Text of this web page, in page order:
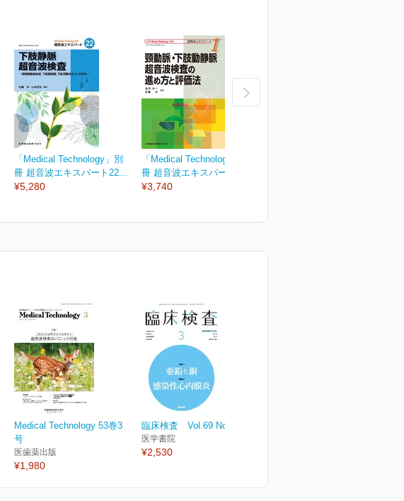
「Medical Technology」別
冊 超音波エキスパート22...
¥5,280
「Medical Technology」別
冊 超音波エキスパート1...
¥3,740
Medical Technology 53巻3
号
医歯薬出版
¥1,980
臨床検査 Vol.69 No.3
医学書院
¥2,530